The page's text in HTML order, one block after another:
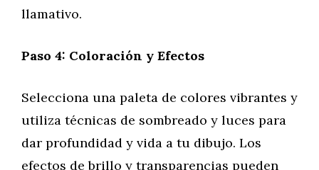
llamativo.
Paso 4: Coloración y Efectos
Selecciona una paleta de colores vibrantes y
utiliza técnicas de sombreado y luces para
dar profundidad y vida a tu dibujo. Los
efectos de brillo y transparencias pueden